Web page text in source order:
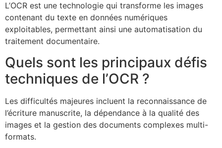
L’OCR est une technologie qui transforme les images
contenant du texte en données numériques
exploitables, permettant ainsi une automatisation du
traitement documentaire.
Quels sont les principaux défis
techniques de l’OCR ?
Les difficultés majeures incluent la reconnaissance de
l’écriture manuscrite, la dépendance à la qualité des
images et la gestion des documents complexes multi-
formats.